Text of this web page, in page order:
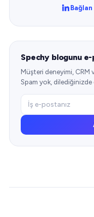
Bağlan
Spechy blogunu e-
Müşteri deneyimi, CRM
Spam yok, dilediğinizde